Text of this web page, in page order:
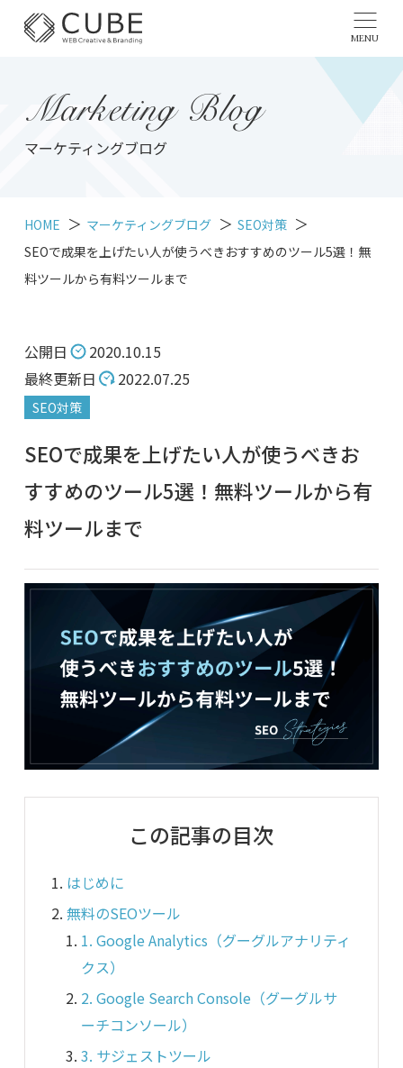
MENU
Marketing Blog
マーケティングブログ
HOME マーケティングブログ
SEO対策
SEOで成果を上げたい人が使うべきおすすめのツール5選！無
料ツールから有料ツールまで
公開日
2020.10.15
最終更新日
2022.07.25
SEO対策
SEOで成果を上げたい人が使うべきお
すすめのツール5選！無料ツールから有
料ツールまで
この記事の目次
はじめに
無料のSEOツール
1. Google Analytics（グーグルアナリティ
クス）
2. Google Search Console（グーグルサ
ーチコンソール）
3. サジェストツール